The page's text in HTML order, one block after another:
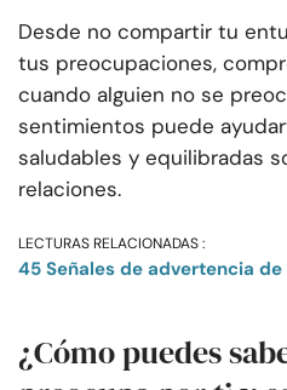
Desde no compartir tu
tus preocupaciones,
cuando alguien no se
sentimientos puede
saludables y equilibradas
relaciones.
LECTURAS RELACIONADAS :
45 Señales de advertencia
¿Cómo puedes